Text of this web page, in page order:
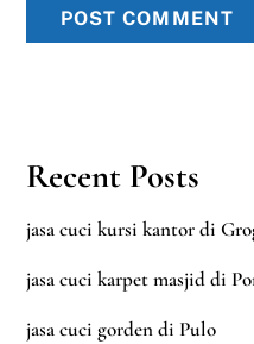
Recent Posts
jasa cuci kursi kantor di
jasa cuci karpet masjid di
jasa cuci gorden di Pulo